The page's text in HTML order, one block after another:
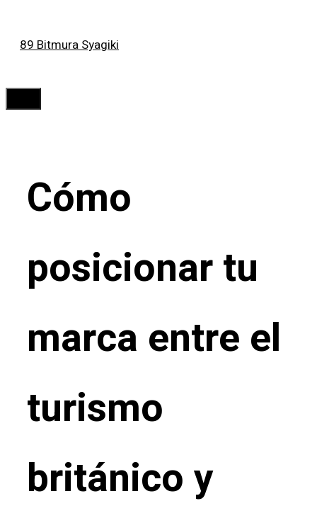
89 Bitmura Syagiki
Cómo
posicionar tu
marca entre el
turismo
británico y